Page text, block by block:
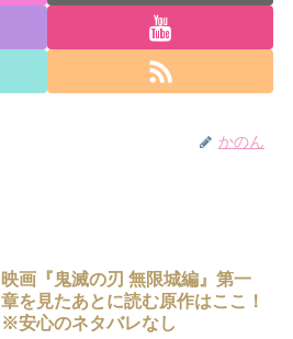
かのん
映画『鬼滅の刃 無限城編』第一
章を見たあとに読む原作はここ！
※安心のネタバレなし